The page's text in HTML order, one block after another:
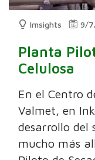
Imsights 9/
Planta
Celulosa
En el Centro
Valmet, en
desarrollo del
mucho más